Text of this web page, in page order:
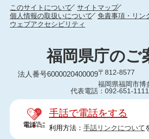
このサイトについて
サイトマップ
個人情報の取扱いについて
免責事項・リン
ウェブアクセシビリティ
福岡県庁のご
法人番号6000020400009〒812-8577
福岡県福岡市博
代表電話：092-651-1111
手話で電話をする
利用方法： 手話リンクについて